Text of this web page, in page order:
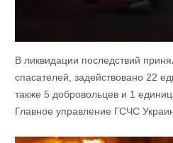
В ликвидации последствий
спасателей, задействовано 22
также 5 добровольцев и 1
Главное управление ГСЧС